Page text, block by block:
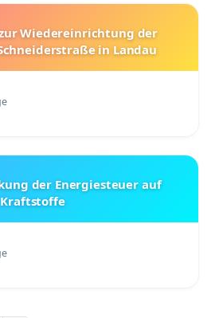
Wiedereinrichtung der
in Landau
der Energiesteuer auf
Kraftstoffe